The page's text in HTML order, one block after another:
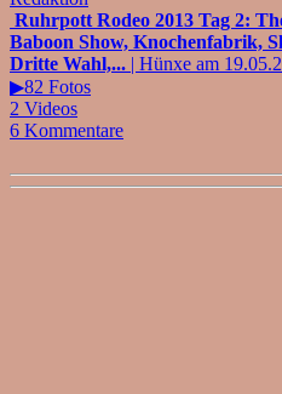
Ruhrpott Rodeo 2013 Tag 2:
Baboon Show, Knochenfabrik,
Dritte Wahl,... | Hünxe am
▶82 Fotos
2 Videos
6 Kommentare